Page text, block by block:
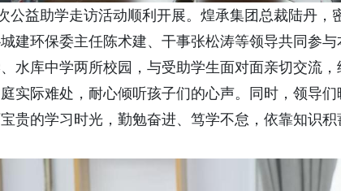
公益助学走访活动顺利开展。煌承集团总裁陆丹，
建环保委主任陈术建、干事张松涛等领导共同参
水库中学两所校园，与受助学生面对面亲切交流
实际难处，耐心倾听孩子们的心声。同时，领导
贵的学习时光，勤勉奋进、笃学不怠，依靠知识